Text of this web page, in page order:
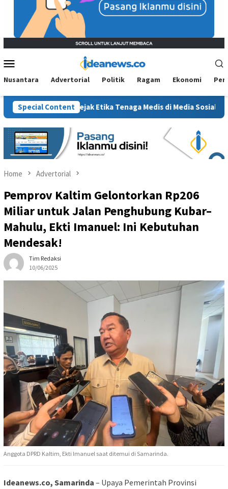
Menu
Nusantara Advertorial Politik Ragam Ekonomi
Special Content
Sanksi, Jejak Etika Tenaga Medis di Media Sosial Kembali
Home Advertorial
Pemprov Kaltim Gelontorkan Rp206
Miliar untuk Jalan Penghubung Kubar–
Mahulu, Ekti Imanuel: Ini Kebutuhan
Mendesak!
Tim Redaksi
10/06/2025
Anggota DPRD Kaltim, Ekti Imanuel saat ditemui di Samarinda.
Ideanews.co, Samarinda – Upaya Pemerintah Provinsi